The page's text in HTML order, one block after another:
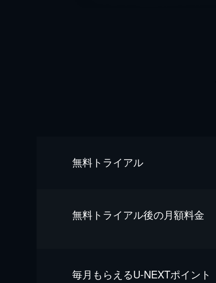
無料トライアル
無料トライアル後の⽉額料金
毎⽉もらえるU-NEXTポイント